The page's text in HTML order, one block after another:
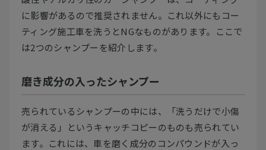
に影響があるので推奨されません。これ以外にもコー
ティング施工車を洗うとNGなものがあります。ここで
は2つのシャンプーを紹介します。
磨き成分の入ったシャンプー
売られているシャンプーの中には、「洗うだけで小傷
が消える」というキャッチコピーのものも売られてい
ます。これには、車を磨く成分のコンパウンドが入っ